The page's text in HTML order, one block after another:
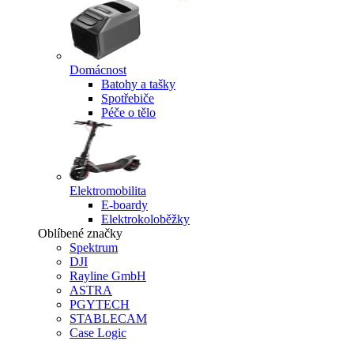
Domácnost
Batohy a tašky
Spotřebiče
Péče o tělo
Elektromobilita
E-boardy
Elektrokoloběžky
Oblíbené značky
Spektrum
DJI
Rayline GmbH
ASTRA
PGYTECH
STABLECAM
Case Logic